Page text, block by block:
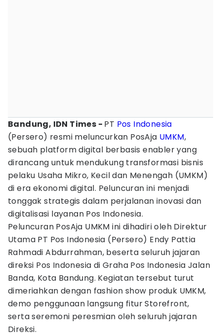
Bandung, IDN Times - PT Pos Indonesia
(Persero) resmi meluncurkan PosAja UMKM,
sebuah platform digital berbasis enabler yang
dirancang untuk mendukung transformasi bisnis
pelaku Usaha Mikro, Kecil dan Menengah (UMKM)
di era ekonomi digital. Peluncuran ini menjadi
tonggak strategis dalam perjalanan inovasi dan
digitalisasi layanan Pos Indonesia.
Peluncuran PosAja UMKM ini dihadiri oleh Direktur
Utama PT Pos Indonesia (Persero) Endy Pattia
Rahmadi Abdurrahman, beserta seluruh jajaran
direksi Pos Indonesia di Graha Pos Indonesia Jalan
Banda, Kota Bandung. Kegiatan tersebut turut
dimeriahkan dengan fashion show produk UMKM,
demo penggunaan langsung fitur Storefront,
serta seremoni peresmian oleh seluruh jajaran
Direksi.